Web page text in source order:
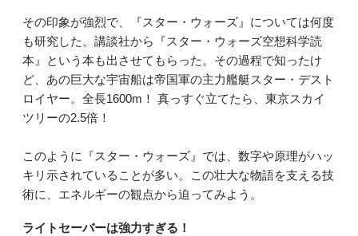
その印象が強烈で、『スター・ウォーズ』については何度
も研究した。講談社から『スター・ウォーズ空想科学読
本』という本も出させてもらった。その過程で知ったけ
ど、あの巨大な宇宙船は帝国軍の主力艦艇スター・デスト
ロイヤー。全長1600m！ 真っすぐ立てたら、東京スカイ
ツリーの2.5倍！
このように『スター・ウォーズ』では、数字や原理がハッ
キリ示されていることが多い。この壮大な物語を支える技
術に、エネルギーの観点から迫ってみよう。
ライトセーバーは強力すぎる！